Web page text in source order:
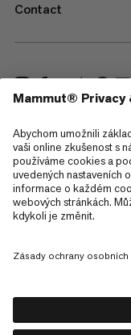
Contact
—
Sitemap
Cookies
Právní upozornění
Zásady ochrany